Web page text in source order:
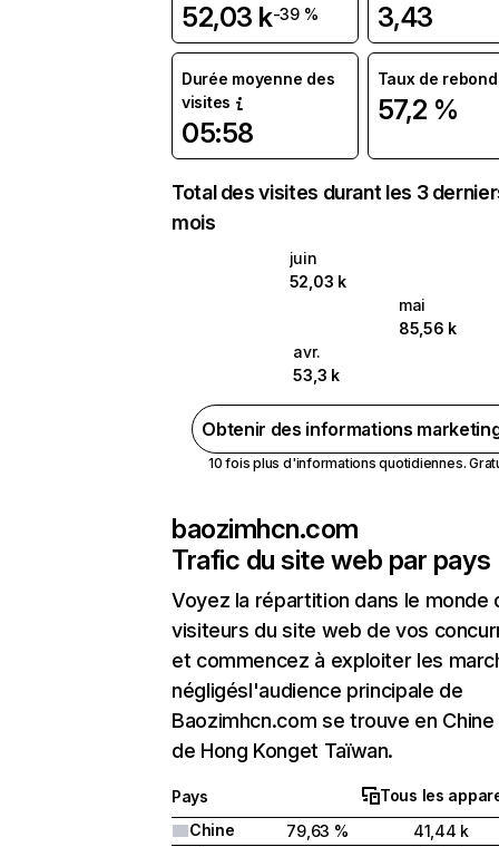
52,03 k-39 % 3,43
Durée moyenne des
visites
05:58
Taux de rebond
57,2 %
Total des visites durant les 3
mois
juin
52,03 k
mai
85,56 k
avr.
53,3 k
Obtenir des informations
10 fois plus d'informations quotidiennes.
baozimhcn.com
Trafic du site web par pays
Voyez la répartition dans le monde
visiteurs du site web de vos
et commencez à exploiter les
négligésl'audience principale de
Baozimhcn.com se trouve en Chine
de Hong Konget Taïwan.
Pays
Tous les
Chine
79,63 %
41,44 k